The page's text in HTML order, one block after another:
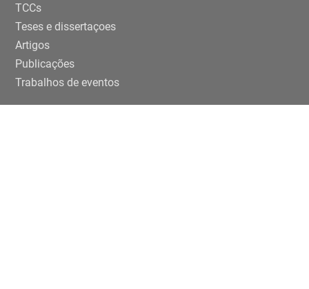
TCCs
Teses e dissertaçoes
Artigos
Publicações
Trabalhos de eventos